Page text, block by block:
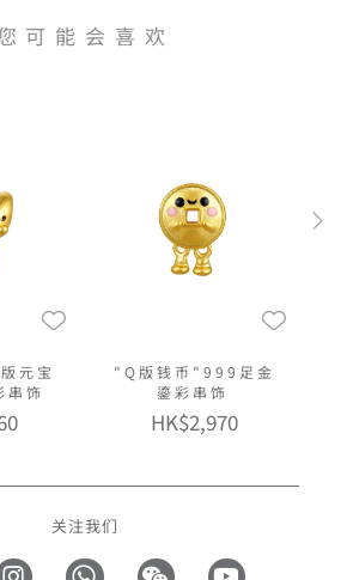
可能会喜欢
元宝
串饰
"Q版钱币"999足金
鎏彩串饰
HK$2,970
关注我们